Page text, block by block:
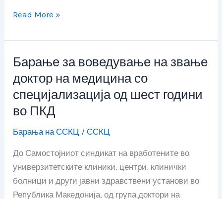
Read More »
Барање за воведување на звање
доктор на медицина со
специјализација од шест години
во ПКД
Барања на ССКЦ /ССКЦ
До Самостојниот синдикат на вработените во
универзитетските клиники, центри, клинички
болници и други јавни здравствени установи во
Република Македонија, од група доктори на
Барање
за
воведување
на
звање
доктор
медицина
со
специјализација